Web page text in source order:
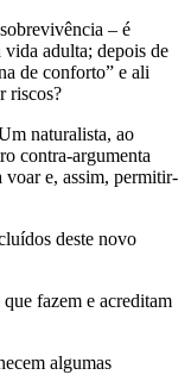
– é
vida adulta; depois de
de conforto” e ali
riscos?
naturalista, ao
contra-argumenta
voar e, assim, permitir-
deste novo
fazem e acreditam
algumas